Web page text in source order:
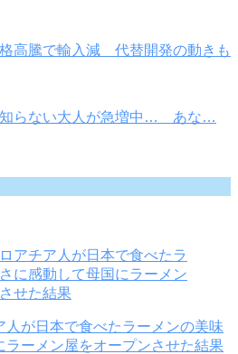
格高騰で輸入減 代替開発の動きも
知らない大人が急増中… あな…
人が日本で食べたラーメンの美味
ラーメン屋をオープンさせた結果